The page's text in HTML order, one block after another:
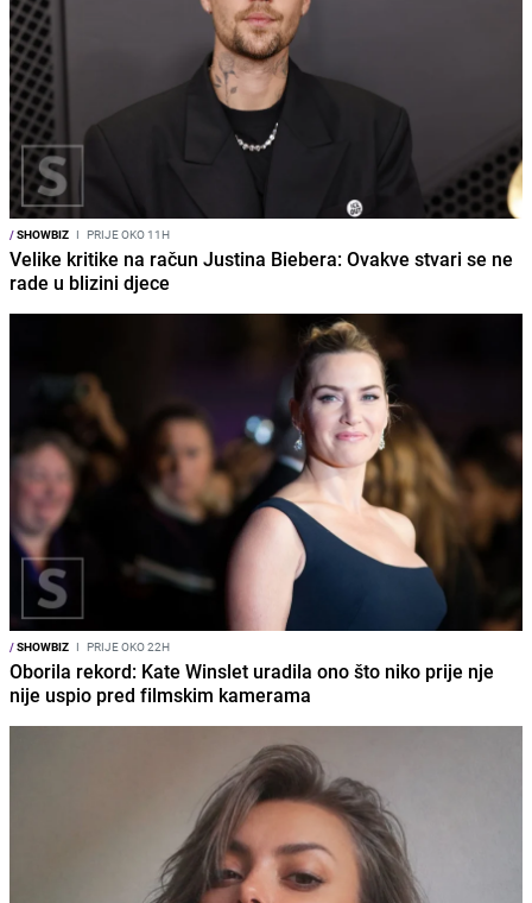
/SHOWBIZ I PRIJE OKO 11H
Velike kritike na račun Justina Biebera: Ovakve stvari se ne
rade u blizini djece
/SHOWBIZ I PRIJE OKO 22H
Oborila rekord: Kate Winslet uradila ono što niko prije nje
nije uspio pred filmskim kamerama